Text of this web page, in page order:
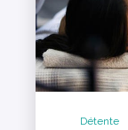
Détente